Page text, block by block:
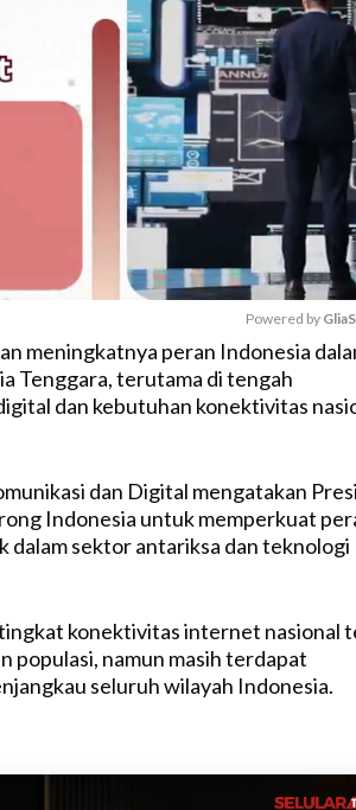
M
u
e
Powered by
meningkatnya peran Indonesia
Tenggara, terutama di tengah
dan kebutuhan konektivitas
dan Digital mengatakan
Indonesia untuk memperkuat
dalam sektor antariksa dan teknologi
konektivitas internet nasional
populasi, namun masih terdapat
seluruh wilayah Indonesia.